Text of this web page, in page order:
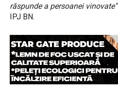
răspunde a persoanei vinovate”
IPJ BN.